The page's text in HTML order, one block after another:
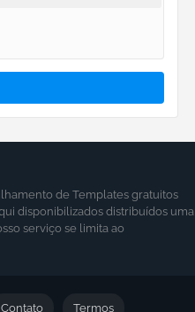
de Templates gratuitos
disponibilizados distribuídos uma
serviço se limita ao
Contato Termos